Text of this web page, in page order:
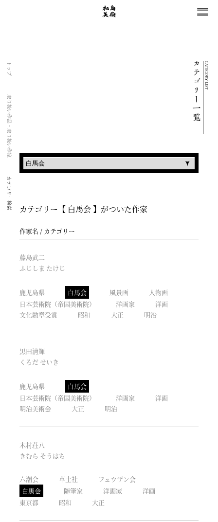
トップ
取り扱い作品・取り扱い作家
カテゴリー検索
CATEGORY LIST
カテゴリー【 白馬会 】がついた作家
作家名 カテゴリー
藤島武二
ふじしま たけじ
鹿児島県 白馬会 風景画
人物画
日本芸術院（帝国美術院）
洋画家
洋画
文化勲章受賞
昭和 大正 明治
黒田清輝
くろだ せいき
鹿児島県
白馬会
日本芸術院（帝国美術院）
洋画家
洋画
明治美術会
大正 明治
木村荘八
きむら そうはち
六潮会 草土社
フュウザン会
白馬会
随筆家 洋画家
洋画
東京都
昭和 大正